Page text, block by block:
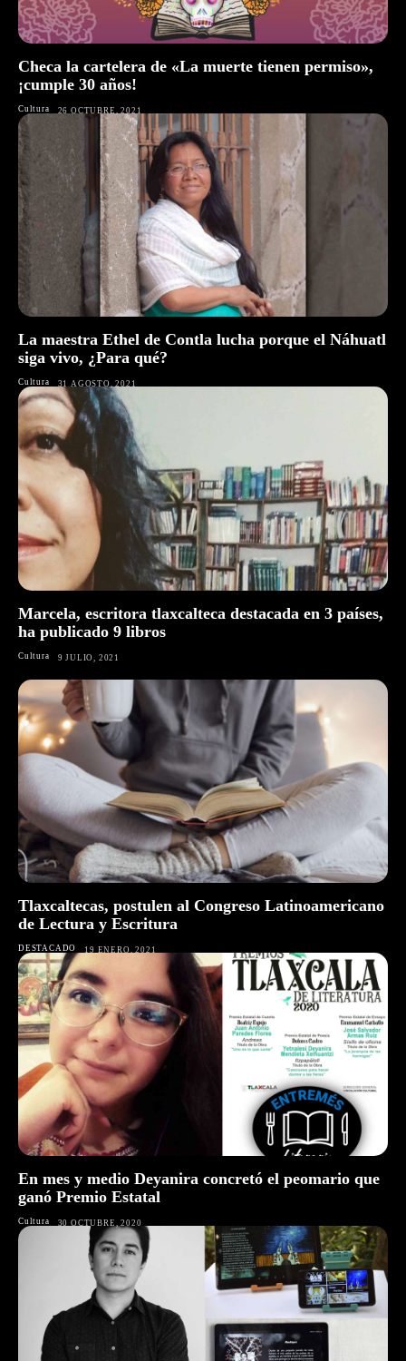
Checa la cartelera de «La muerte tienen permiso»,
¡cumple 30 años!
Cultura 26 OCTUBRE, 2021
La maestra Ethel de Contla lucha porque el Náhuatl
siga vivo, ¿Para qué?
Cultura 31 AGOSTO, 2021
Marcela, escritora tlaxcalteca destacada en 3 países,
ha publicado 9 libros
Cultura 9 JULIO, 2021
Tlaxcaltecas, postulen al Congreso Latinoamericano
de Lectura y Escritura
DESTACADO 19 ENERO, 2021
En mes y medio Deyanira concretó el peomario que
ganó Premio Estatal
Cultura 30 OCTUBRE, 2020